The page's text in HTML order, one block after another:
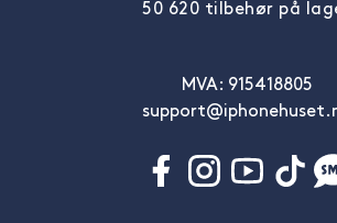
50 620 tilbehør på
MVA: 915418805